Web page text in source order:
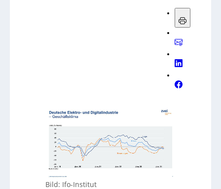
Bild: Ifo-Institut